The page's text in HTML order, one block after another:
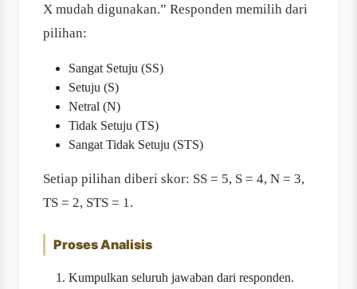
X mudah digunakan.” Responden memilih dari
pilihan:
Sangat Setuju (SS)
Setuju (S)
Netral (N)
Tidak Setuju (TS)
Sangat Tidak Setuju (STS)
Setiap pilihan diberi skor: SS = 5, S = 4, N = 3,
TS = 2, STS = 1.
Proses Analisis
Kumpulkan seluruh jawaban dari responden.